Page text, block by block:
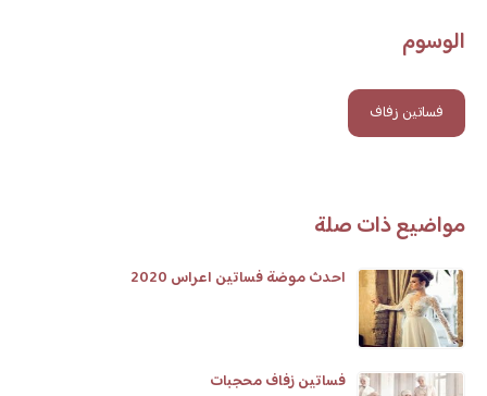
الوسوم
فساتين زفاف
مواضيع ذات صلة
احدث موضة فساتين اعراس 2020
فساتين زفاف محجبات